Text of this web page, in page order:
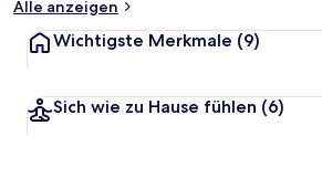
Alle anzeigen
Wichtigste Merkmale (9)
Sich wie zu Hause fühlen (6)